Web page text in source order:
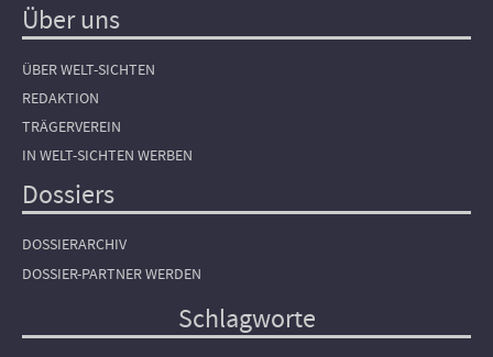
Über uns
ÜBER WELT-SICHTEN
REDAKTION
TRÄGERVEREIN
IN WELT-SICHTEN WERBEN
Dossiers
DOSSIERARCHIV
DOSSIER-PARTNER WERDEN
Schlagworte